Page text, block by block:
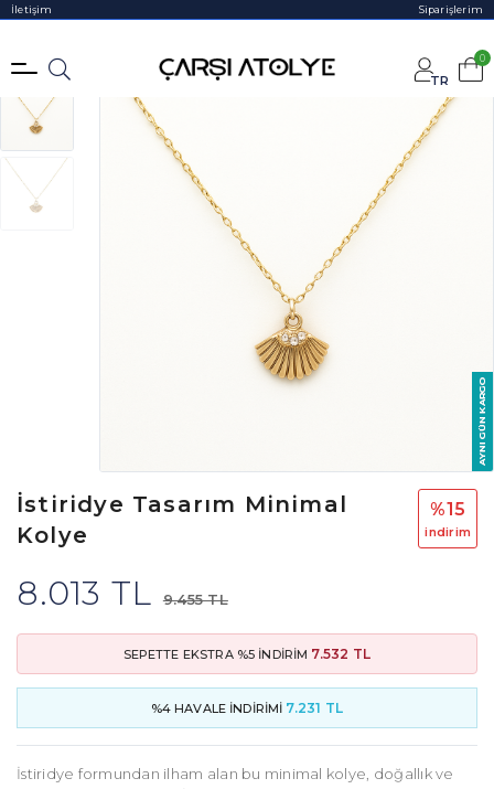
İletişim Siparişlerim
TR
0
İstiridye Tasarım Minimal
Kolye
8.013 TL 9.455 TL
%15
i̇ndi̇ri̇m
SEPETTE EKSTRA %5 İNDİRİM 7.532 TL
%4 HAVALE İNDİRİMİ 7.231 TL
İstiridye formundan ilham alan bu minimal kolye, doğallık ve